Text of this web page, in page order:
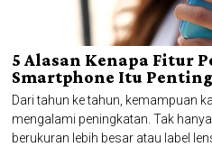
5 Alasan Kenapa Fitur
Smartphone Itu Penting
Dari tahun ke tahun, kemampuan
mengalami peningkatan. Tak
berukuran lebih besar atau label